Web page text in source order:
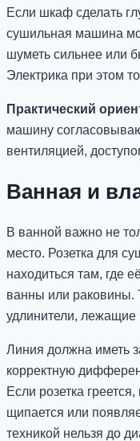
Если шкаф сделать
сушильная машина
шуметь сильнее или
Электрика при этом
Практический
машину
вентиляцией,
Ванная и
В ванной важно не
место. Розетка для
находиться там, где
ванны или раковины.
удлинители, лежащие
Линия должна иметь
корректную
Если розетка
щипается или
техникой нельзя до